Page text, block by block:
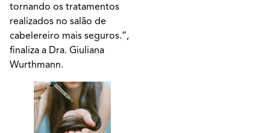
tornando os tratamentos
realizados no salão de
cabelereiro mais seguros.”,
finaliza a Dra. Giuliana
Wurthmann.